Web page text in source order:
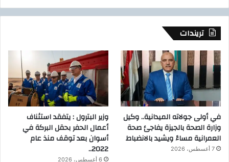
تريندات
في أولى جولاته الميدانية.. وكيل
وزارة الصحة بالجيزة يفاجئ صحة
العمرانية مساءً ويشيد بالانضباط
7 أغسطس، 2026
وزير البترول : يتفقد استئناف
أعمال الحفر بحقل البركة في
أسوان بعد توقف منذ عام
2022..
6 أغسطس، 2026